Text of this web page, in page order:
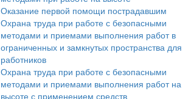
Оказание первой помощи пострадавшим
Охрана труда при работе с безопасными
методами и приемами выполнения работ в
ограниченных и замкнутых пространства для
работников
Охрана труда при работе с безопасными
методами и приемами выполнения работ на
высоте с применением средств